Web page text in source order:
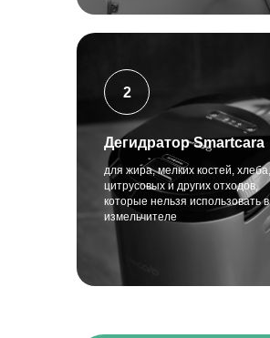
2
Дегидратор Smartcara
для жира, мелких костей, хлеба,
цитрусовых и других отходов,
которые нельзя использовать в
измельчителе